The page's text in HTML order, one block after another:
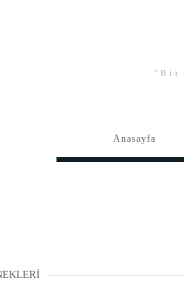
"Bir
Anasayfa